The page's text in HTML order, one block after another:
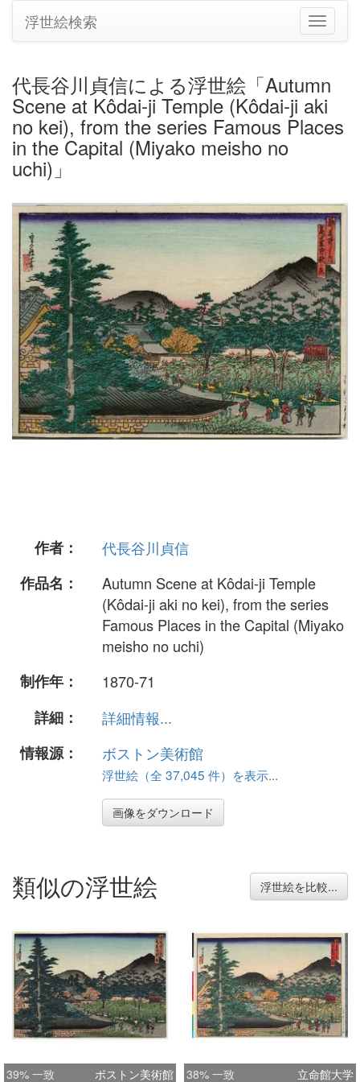
ナ
ビ
シ
ョ
の
え
浮世絵検索
代長谷川貞信による浮世絵「Autumn
Scene at Kôdai-ji Temple (Kôdai-ji aki
no kei), from the series Famous Places
in the Capital (Miyako meisho no
uchi)」
作者：
代長谷川貞信
作品名：
Autumn Scene at Kôdai-ji Temple
(Kôdai-ji aki no kei), from the series
Famous Places in the Capital (Miyako
meisho no uchi)
制作年：
1870-71
詳細：
詳細情報...
情報源：
ボストン美術館
浮世絵（全 37,045 件）を表示...
画像をダウンロード
類似の浮世絵 浮世絵を比較...
39% 一致 ボストン美術館 38% 一致 立命館大学